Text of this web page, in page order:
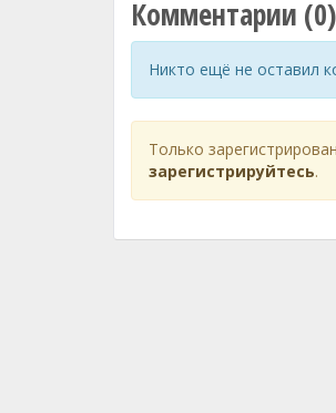
Комментарии (0)
Никто ещё не оставил
Только
зарегистрируйтесь.